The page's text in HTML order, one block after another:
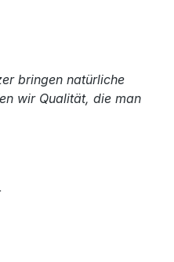
bringen natürliche
wir Qualität, die man